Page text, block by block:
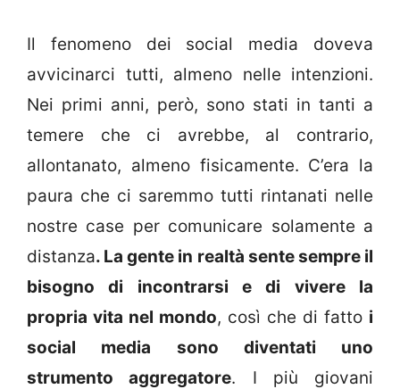
Il fenomeno dei social media doveva
avvicinarci tutti, almeno nelle intenzioni.
Nei primi anni, però, sono stati in tanti a
temere che ci avrebbe, al contrario,
allontanato, almeno fisicamente. C’era la
paura che ci saremmo tutti rintanati nelle
nostre case per comunicare solamente a
distanza. La gente in realtà sente sempre il
bisogno di incontrarsi e di vivere la
propria vita nel mondo, così che di fatto i
social media sono diventati uno
strumento aggregatore. I più giovani